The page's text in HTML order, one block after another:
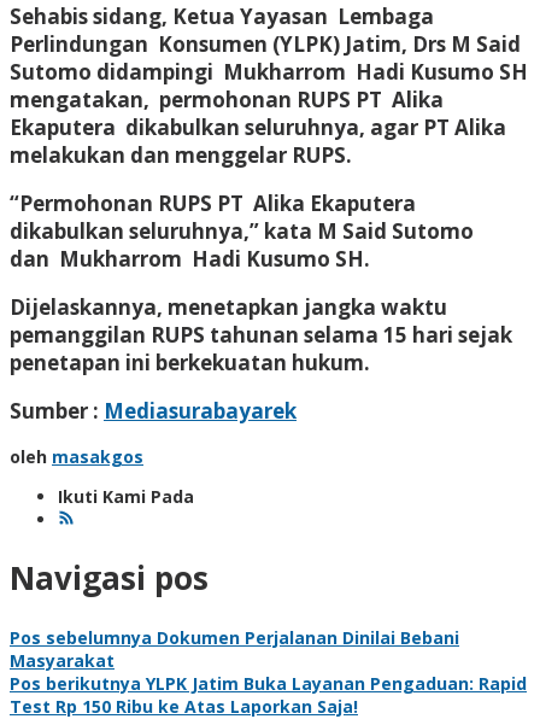
Sehabis sidang, Ketua Yayasan Lembaga
Perlindungan Konsumen (YLPK) Jatim, Drs M Said
Sutomo didampingi Mukharrom Hadi Kusumo SH
mengatakan, permohonan RUPS PT Alika
Ekaputera dikabulkan seluruhnya, agar PT Alika
melakukan dan menggelar RUPS.
“Permohonan RUPS PT Alika Ekaputera
dikabulkan seluruhnya,” kata M Said Sutomo
dan Mukharrom Hadi Kusumo SH.
Dijelaskannya, menetapkan jangka waktu
pemanggilan RUPS tahunan selama 15 hari sejak
penetapan ini berkekuatan hukum.
Sumber : Mediasurabayarek
oleh masakgos
Ikuti Kami Pada
Navigasi pos
Pos sebelumnya Dokumen Perjalanan Dinilai Bebani
Masyarakat
Pos berikutnya YLPK Jatim Buka Layanan Pengaduan: Rapid
Test Rp 150 Ribu ke Atas Laporkan Saja!